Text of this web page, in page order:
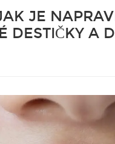
JE
DESTIČKY A